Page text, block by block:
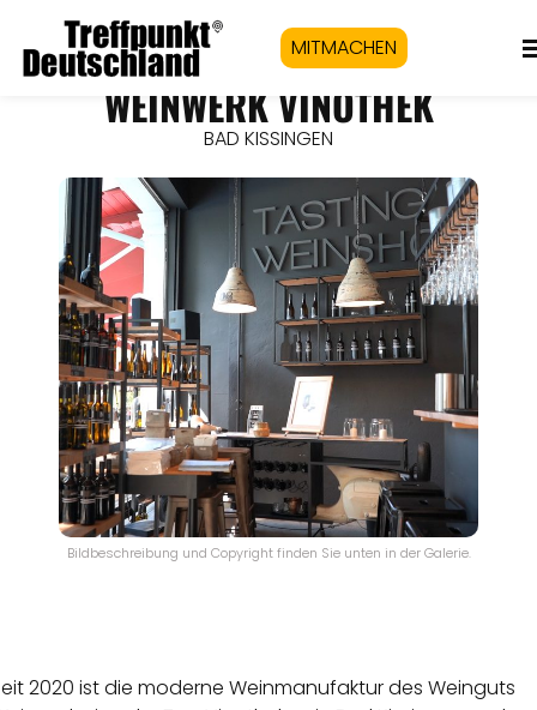
MITMACHEN
WEINWERK VINOTHEK
BAD KISSINGEN
Bildbeschreibung und Copyright finden Sie unten in der Galerie.
2020 ist die moderne Weinmanufaktur des Weinguts